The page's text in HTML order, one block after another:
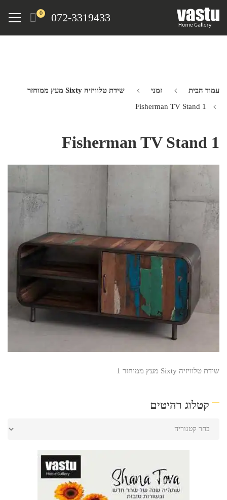
072-3319433
0
Menu
עמוד הבית זמני
שידת טלוויזיה Sixty מעץ ממוחזר
Fisherman TV Stand 1
Fisherman TV Stand 1
שידת טלוויזיה Sixty מעץ ממוחזר 1
קטלוג רהיטים